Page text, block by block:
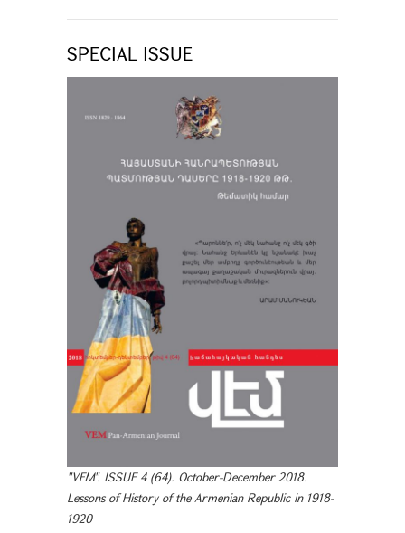
SPECIAL ISSUE
"VEM". ISSUE 4 (64). October-December 2018.
Lessons of History of the Armenian Republic in 1918-
1920